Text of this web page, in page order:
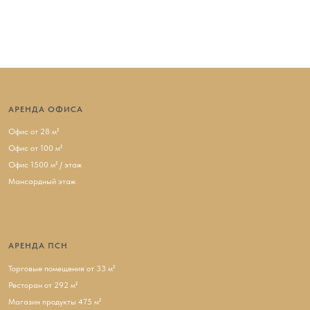
АРЕНДА ОФИСА
Офис от 28 м²
Офис от 100 м²
Офис 1500 м² / этаж
Мансардный этаж
АРЕНДА ПСН
Торговые помещения от 33 м²
Ресторан от 292 м²
Магазин продукты 475 м²